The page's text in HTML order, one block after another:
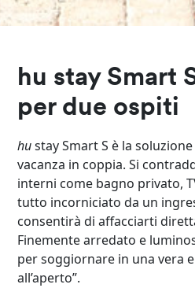
hu stay Smart
per due ospiti
hustay Smart S è la
vacanza in coppia. Si
interni come bagno privato,
tutto incorniciato da un
consentirà di affacciarti
Finemente arredato e
per soggiornare in una vera
all’aperto”.